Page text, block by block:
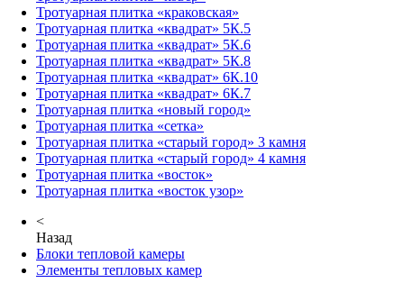
Тротуарная плитка «краковская»
Тротуарная плитка «квадрат» 5К.5
Тротуарная плитка «квадрат» 5К.6
Тротуарная плитка «квадрат» 5К.8
Тротуарная плитка «квадрат» 6К.10
Тротуарная плитка «квадрат» 6К.7
Тротуарная плитка «новый город»
Тротуарная плитка «сетка»
Тротуарная плитка «старый город» 3 камня
Тротуарная плитка «старый город» 4 камня
Тротуарная плитка «восток»
Тротуарная плитка «восток узор»
<
Назад
Блоки тепловой камеры
Элементы тепловых камер